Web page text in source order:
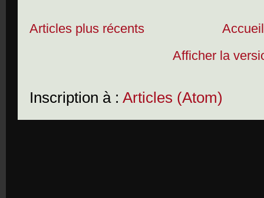
Articles plus récents
Accueil
Afficher la
Inscription à : Articles (Atom)